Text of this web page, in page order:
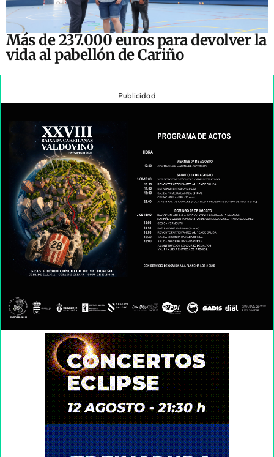
Más de 237.000 euros para devolver la
vida al pabellón de Cariño
Publicidad